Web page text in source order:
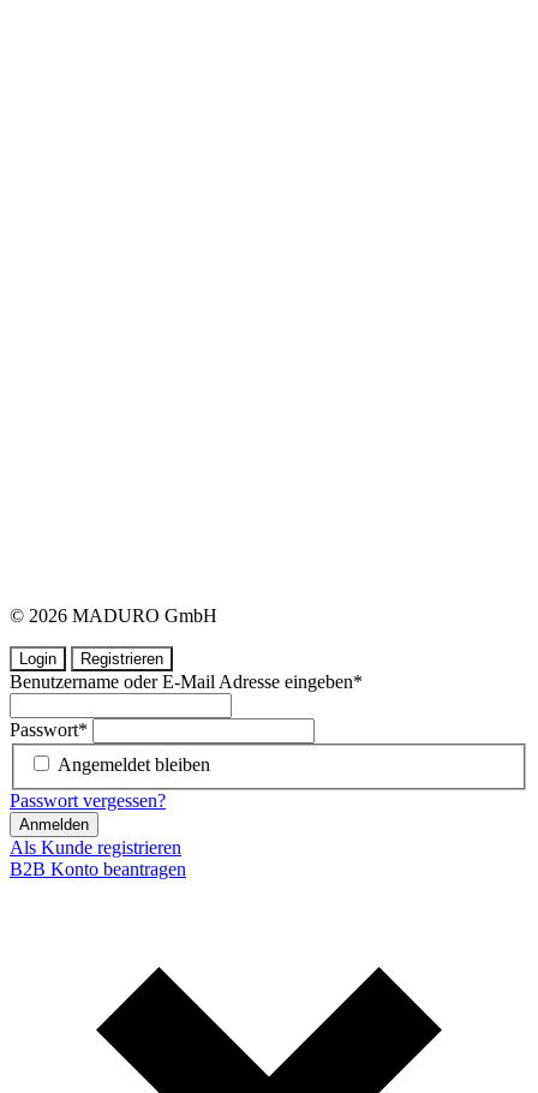
© 2026 MADURO GmbH
Login Registrieren
Benutzername oder E-Mail Adresse eingeben*
Passwort*
Angemeldet bleiben
Passwort vergessen?
Anmelden
Als Kunde registrieren
B2B Konto beantragen